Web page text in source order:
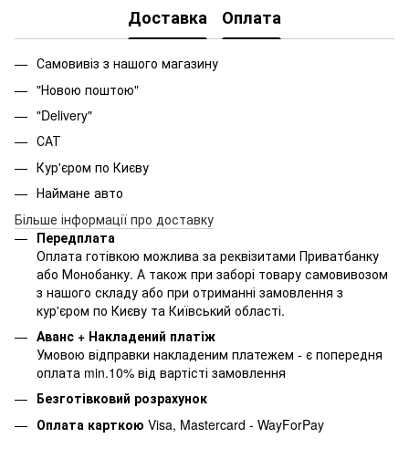
Доставка Оплата
Самовивіз з нашого магазину
"Новою поштою"
"Delivery"
САТ
Кур'єром по Києву
Наймане авто
Більше інформації про доставку
Передплата
Оплата готівкою можлива за реквізитами Приватбанку
або Монобанку. А також при заборі товару самовивозом
з нашого складу або при отриманні замовлення з
кур'єром по Києву та Київський області.
Аванс + Накладений платіж
Умовою відправки накладеним платежем - є попередня
оплата min.10% від вартісті замовлення
Безготівковий розрахунок
Оплата карткою Visa, Mastercard - WayForPay